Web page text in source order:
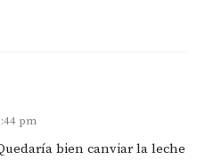
pm
bien canviar la leche